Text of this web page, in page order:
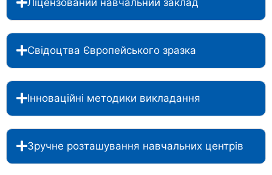
Свідоцтва Європейського зразка
Інноваційні методики викладання
Зручне розташування навчальних центрів